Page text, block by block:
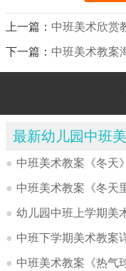
上一篇： 中班美术欣赏
下一篇： 中班美术教案
最新幼儿园中班
● 中班美术教案《冬天
● 中班美术教案《冬天
● 幼儿园中班上学期美
● 中班下学期美术教案
● 中班美术教案《热气